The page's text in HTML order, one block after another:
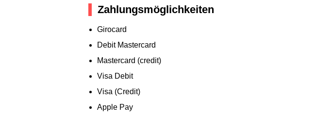
Zahlungsmöglichkeiten
Girocard
Debit Mastercard
Mastercard (credit)
Visa Debit
Visa (Credit)
Apple Pay